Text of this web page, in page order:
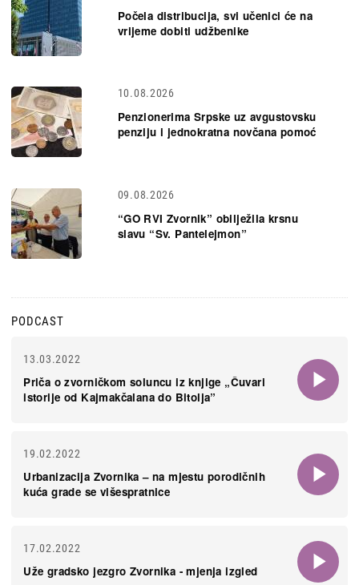
Počela distribucija, svi učenici će na
vrijeme dobiti udžbenike
10.08.2026
Penzionerima Srpske uz avgustovsku
penziju i jednokratna novčana pomoć
09.08.2026
“GO RVI Zvornik” obilježila krsnu
slavu “Sv. Pantelejmon”
PODCAST
13.03.2022
Priča o zvorničkom soluncu iz knjige „Čuvari
istorije od Kajmakčalana do Bitolja”
19.02.2022
Urbanizacija Zvornika – na mjestu porodičnih
kuća grade se višespratnice
17.02.2022
Uže gradsko jezgro Zvornika - mjenja izgled